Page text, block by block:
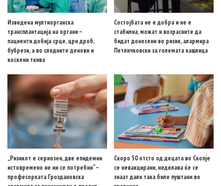
Изведена мултиорганска
трансплантација на органи –
пациенти добија срце, црн дроб,
бубрези, а во следните денови и
коскени ткива
Состојбата не е добра и не е
стабилна, можат и возрасните да
бидат донесени во ризик, алармира
Петличковски за големата кашлица
„Ризикот е сериозен, две епидемии
истовремено не ни се потребни“ –
професорката Гроздановска
Скоро 50 отсто од децата во Скопје
се невакцирани, неделава ќе се
знаат дали така биле пуштани во